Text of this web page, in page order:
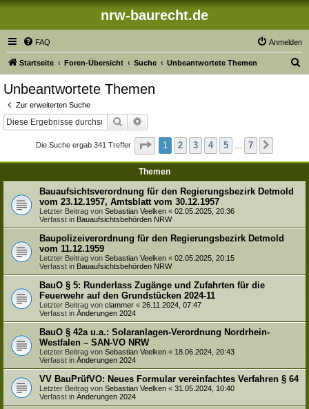
nrw-baurecht.de
FAQ Anmelden
Startseite Foren-Übersicht Suche Unbeantwortete Themen
Unbeantwortete Themen
Zur erweiterten Suche
Suche
Die Suche ergab 341 Treffer Seite 1von
1 2 3 4 5 7
Themen
Bauaufsichtsverordnung für den Regierungsbezirk Detmold
vom 23.12.1957, Amtsblatt vom 30.12.1957
Letzter Beitrag von Sebastian Veelken « 02.05.2025, 20:36
Verfasst in Bauaufsichtsbehörden NRW
Baupolizeiverordnung für den Regierungsbezirk Detmold
vom 11.12.1959
Letzter Beitrag von Sebastian Veelken « 02.05.2025, 20:15
Verfasst in Bauaufsichtsbehörden NRW
BauO § 5: Runderlass Zugänge und Zufahrten für die
Feuerwehr auf den Grundstücken 2024-11
Letzter Beitrag von clammer « 26.11.2024, 07:47
Verfasst in Änderungen 2024
BauO § 42a u.a.: Solaranlagen-Verordnung Nordrhein-
Westfalen – SAN-VO NRW
Letzter Beitrag von Sebastian Veelken « 18.06.2024, 20:43
Verfasst in Änderungen 2024
VV BauPrüfVO: Neues Formular vereinfachtes Verfahren § 64
Letzter Beitrag von Sebastian Veelken « 31.05.2024, 10:40
Verfasst in Änderungen 2024